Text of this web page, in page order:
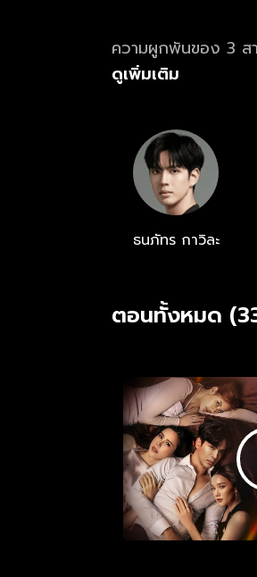
ความผูกพันของ 3 ส
ดูเพิ่มเติม
ธนภัทร กาวิละ
ตอนทั้งหมด